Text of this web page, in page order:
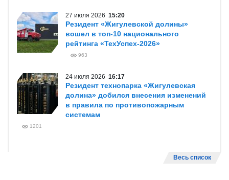
27 июля 2026 15:20
Резидент «Жигулевской долины»
вошел в топ-10 национального
рейтинга «ТехУспех-2026»
963
24 июля 2026 16:17
Резидент технопарка «Жигулевская
долина» добился внесения изменений
в правила по противопожарным
системам
1201
Весь список